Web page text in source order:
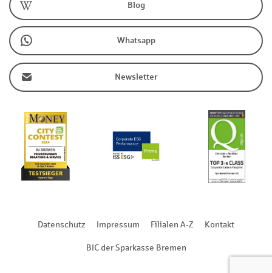
Blog
Whatsapp
Newsletter
Datenschutz Impressum Filialen A-Z Kontakt
BIC der Sparkasse Bremen